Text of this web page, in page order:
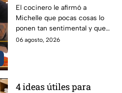
que nadie verá su lado
más sensible en
MasterChef 24/7
(VIDEO)
El cocinero le afirmó a
Michelle que pocas cosas lo
ponen tan sentimental y que
es incapaz de llorar
06 agosto, 2026
4 ideas útiles para